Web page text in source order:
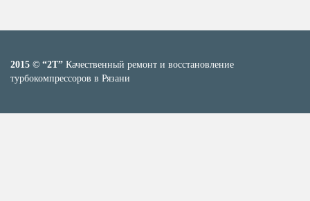
2015 © “2T” Качественный ремонт и восстановление
турбокомпрессоров в Рязани